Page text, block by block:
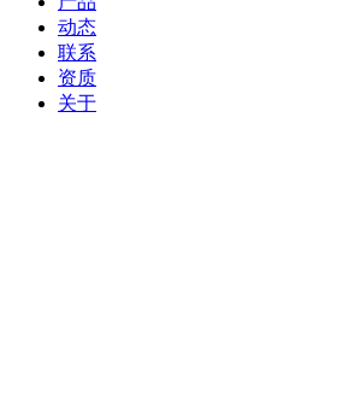
动态
联系
资质
关于